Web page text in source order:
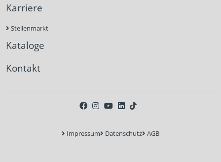
Karriere
Stellenmarkt
Kataloge
Kontakt
Impressum Datenschutz AGB